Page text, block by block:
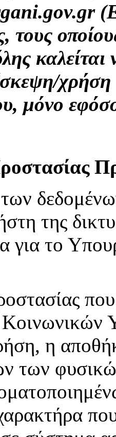
τους
μόνο
της
για το
Κοινωνικών
η
των